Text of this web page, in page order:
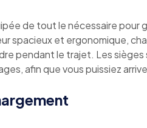
de tout le nécessaire
spacieux et ergonomique,
pendant le trajet. Les
afin que vous puissiez